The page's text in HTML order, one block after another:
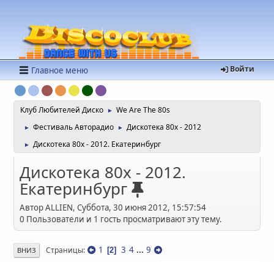
Войти
Главное меню
Клуб Любителей Диско ► We Are The 80s
► Фестиваль Авторадио ► Дискотека 80х - 2012
► Дискотека 80х - 2012. Екатеринбург
Дискотека 80х - 2012.
Екатеринбург
Автор ALLIEN, Суббота, 30 июня 2012, 15:57:54
0 Пользователи и 1 гость просматривают эту тему.
ВНИЗ Страницы 1 2 3 4 ... 9